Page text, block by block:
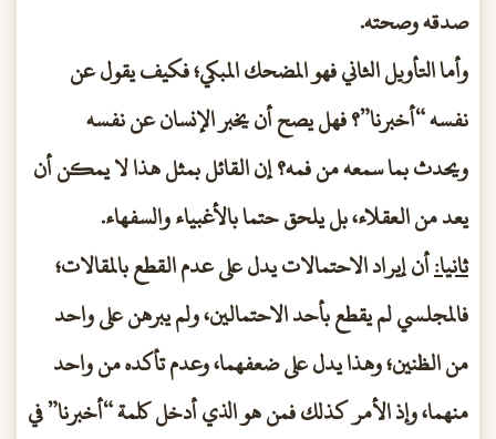
صدقه وصحته.
وأما التأويل الثاني فهو المضحك المبكي؛ فكيف يقول عن
نفسه “أخبرنا”؟ فهل يصح أن يخبر الإنسان عن نفسه
ويحدث بما سمعه من فمه؟ إن القائل بمثل هذا لا يمكن أن
يعد من العقلاء، بل يلحق حتما بالأغبياء والسفهاء.
ثانيا:أن إيراد الاحتمالات يدل على عدم القطع بالمقالات؛
فالمجلسي لم يقطع بأحد الاحتمالين، ولم يبرهن على واحد
من الظنين؛ وهذا يدل على ضعفهما، وعدم تأكده من واحد
منهما، وإذ الأمر كذلك فمن هو الذي أدخل كلمة “أخبرنا” في